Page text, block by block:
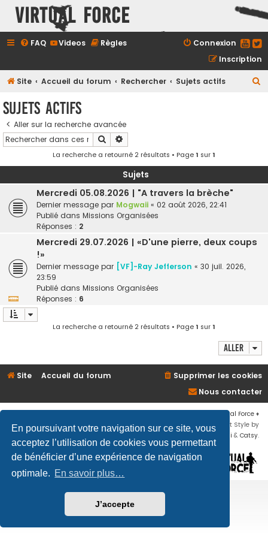
En poursuivant votre navigation sur ce site, vous
acceptez l’utilisation de cookies vous permettant
de bénéficier d’une expérience de navigation
optimale. En savoir plus…
J’accepte
Virtual Force
FAQ Videos Règles
Connexion
Inscription
Site Accueil du forum Rechercher Sujets actifs
Sujets actifs
Aller sur la recherche avancée
Rechercher
La recherche a retourné 2 résultats • Page1 sur1
Sujets
Mercredi 05.08.2026 | "A travers la brèche"
Dernier message par Mogwaii « 02 août 2026, 22:41
Publié dans Missions Organisées
Réponses : 2
Mercredi 29.07.2026 | «D'une pierre, deux coups
!»
Dernier message par [VF]-Ray Jefferson « 30 juil. 2026,
23:59
Publié dans Missions Organisées
Réponses : 6
La recherche a retourné 2 résultats • Page1 sur1
Aller
Site Accueil du forum
Supprimer les cookies
Nous contacter
Virtual Force ♦
Communauté Steam ♦Unité Arma3♦Confidentialité ♦Conditions♦
Flat Style by
♦ Adapté par Mogwaii & Catsy.